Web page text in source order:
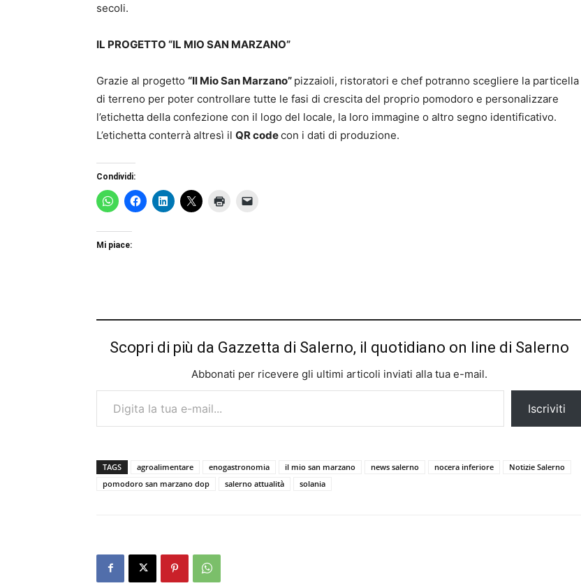
secoli.
IL PROGETTO “IL MIO SAN MARZANO”
Grazie al progetto “Il Mio San Marzano” pizzaioli, ristoratori e chef potranno scegliere la particella
di terreno per poter controllare tutte le fasi di crescita del proprio pomodoro e personalizzare
l’etichetta della confezione con il logo del locale, la loro immagine o altro segno identificativo.
L’etichetta conterrà altresì il QR codecon i dati di produzione.
Condividi:
Mi piace:
Scopri di più da Gazzetta di Salerno, il quotidiano on line di Salerno
Abbonati per ricevere gli ultimi articoli inviati alla tua e-mail.
Digita la tua e-mail...
Iscriviti
TAGS agroalimentare enogastronomia il mio san marzano news salerno nocera inferiore
Notizie Salerno
pomodoro san marzano dop
salerno attualità solania